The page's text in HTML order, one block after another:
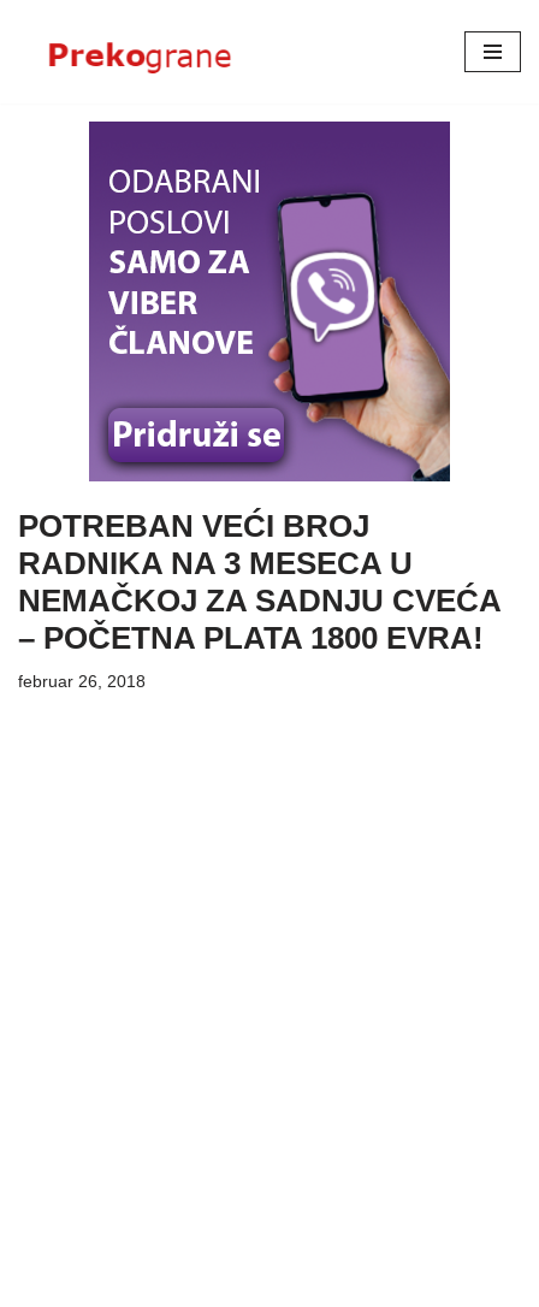
Skoči
POTREBAN VEĆI BROJ
RADNIKA NA 3 MESECA U
NEMAČKOJ ZA SADNJU CVEĆA
– POČETNA PLATA 1800 EVRA!
februar 26, 2018